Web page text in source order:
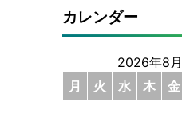
カレンダー
2026年8月
月
火 水 木 金